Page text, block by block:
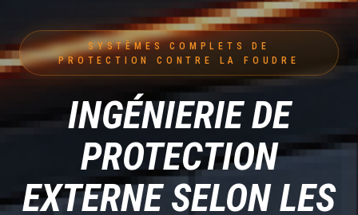
SYSTÈMES COMPLETS DE
PROTECTION CONTRE LA FOUDRE
INGÉNIERIE DE
PROTECTION
EXTERNE SELON LES